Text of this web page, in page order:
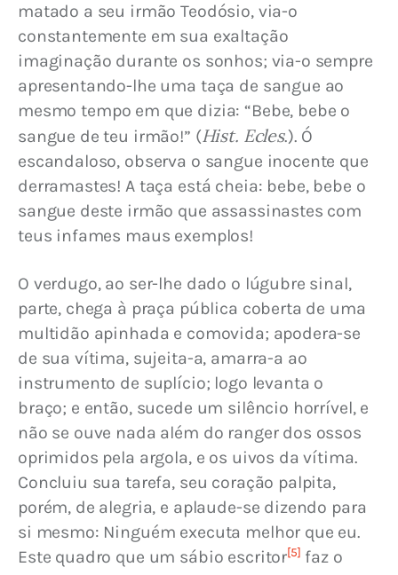
matado a seu irmão Teodósio, via-o
constantemente em sua exaltação
imaginação durante os sonhos; via-o sempre
apresentando-lhe uma taça de sangue ao
mesmo tempo em que dizia: “Bebe, bebe o
sangue de teu irmão!” (Hist. Ecles.). Ó
escandaloso, observa o sangue inocente que
derramastes! A taça está cheia: bebe, bebe o
sangue deste irmão que assassinastes com
teus infames maus exemplos!
O verdugo, ao ser-lhe dado o lúgubre sinal,
parte, chega à praça pública coberta de uma
multidão apinhada e comovida; apodera-se
de sua vítima, sujeita-a, amarra-a ao
instrumento de suplício; logo levanta o
braço; e então, sucede um silêncio horrível, e
não se ouve nada além do ranger dos ossos
oprimidos pela argola, e os uivos da vítima.
Concluiu sua tarefa, seu coração palpita,
porém, de alegria, e aplaude-se dizendo para
si mesmo: Ninguém executa melhor que eu.
Este quadro que um sábio escritor[5] faz o